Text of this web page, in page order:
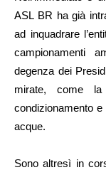
ASL BR ha già
ad inquadrare
campionamenti
degenza dei
mirate, come la
condizionamento
acque.
Sono altresì in